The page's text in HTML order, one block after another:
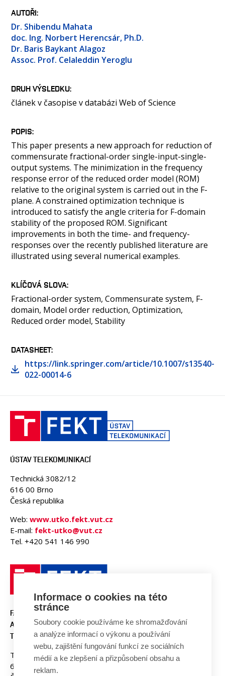
MEDIA
KONTAKT
AUTOŘI
Dr. Shibendu Mahata
doc. Ing. Norbert Herencsár, Ph.D.
Dr. Baris Baykant Alagoz
Assoc. Prof. Celaleddin Yeroglu
DRUH VÝSLEDKU
článek v časopise v databázi Web of Science
POPIS
This paper presents a new approach for reduction of
commensurate fractional-order single-input-single-
output systems. The minimization in the frequency
response error of the reduced order model (ROM)
relative to the original system is carried out in the F-
plane. A constrained optimization technique is
introduced to satisfy the angle criteria for F-domain
stability of the proposed ROM. Significant
improvements in both the time- and frequency-
responses over the recently published literature are
illustrated using several numerical examples.
KLÍČOVÁ SLOVA
Fractional-order system, Commensurate system, F-
domain, Model order reduction, Optimization,
Reduced order model, Stability
DATASHEET
https://link.springer.com/article/10.1007/s13540-
022-00014-6
ÚSTAV TELEKOMUNIKACÍ
Technická 3082/12
616 00 Brno
Česká republika
Web: www.utko.fekt.vut.cz
E-mail: fekt-utko@vut.cz
Tel. +420 541 146 990
FAKULTA ELEKTROTECHNIKY
A KOMUNIKAČNÍCH
TECHNOLOGIÍ, VUT V BRNĚ
Technická 3058/10
616 00 Brno
Informace o cookies na této
stránce
Soubory cookie používáme ke shromažďování
a analýze informací o výkonu a používání
webu, zajištění fungování funkcí ze sociálních
médií a ke zlepšení a přizpůsobení obsahu a
reklam.